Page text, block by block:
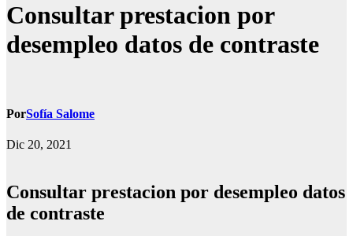
Consultar prestacion por
desempleo datos de contraste
PorSofía Salome
Dic 20, 2021
Consultar prestacion por desempleo datos
de contraste